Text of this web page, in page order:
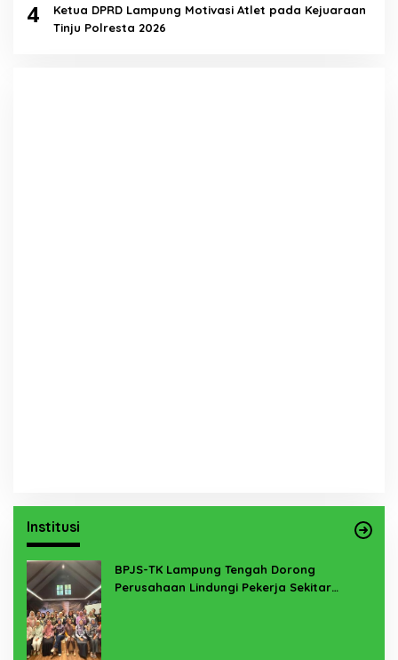
4
Ketua DPRD Lampung Motivasi Atlet pada Kejuaraan
Tinju Polresta 2026
Institusi
BPJS-TK Lampung Tengah Dorong
Perusahaan Lindungi Pekerja Sekitar